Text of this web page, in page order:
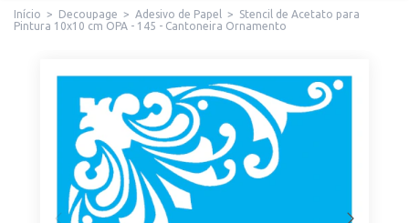
Início > Decoupage > Adesivo de Papel >
Stencil de Acetato para
Pintura 10x10 cm OPA - 145 - Cantoneira Ornamento